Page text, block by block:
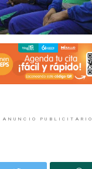
ANUNCIO PUBLICITARIO